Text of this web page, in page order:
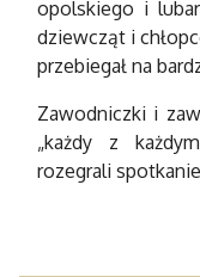
opolskiego i
dziewcząt i
przebiegał na
Zawodniczki i
„każdy z
rozegrali